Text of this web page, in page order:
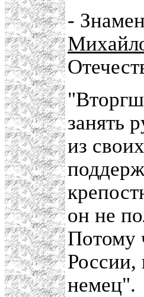
-
занять
из
он не
Потому
России,
немец".